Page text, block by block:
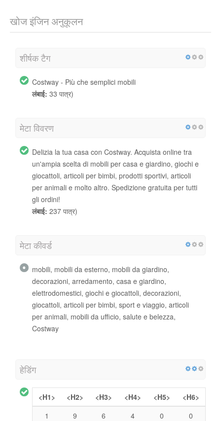
खोज इंजिन अनुकूलन
शीर्षक टैग
Costway - Più che semplici mobili
लंबाई: 33 पात्र)
मेटा विवरण
Delizia la tua casa con Costway. Acquista online tra
un'ampia scelta di mobili per casa e giardino, giochi e
giocattoli, articoli per bimbi, prodotti sportivi, articoli
per animali e molto altro. Spedizione gratuita per tutti
gli ordini!
लंबाई: 237 पात्र)
मेटा कीवर्ड
mobili, mobili da esterno, mobili da giardino,
decorazioni, arredamento, casa e giardino,
elettrodomestici, giochi e giocattoli, decorazioni,
giocattoli, articoli per bimbi, sport e viaggio, articoli
per animali, mobili da ufficio, salute e belezza,
Costway
हेडिंग
<H1> <H2> <H3> <H4> <H5>
<H6>
1
9 6 4 0 0